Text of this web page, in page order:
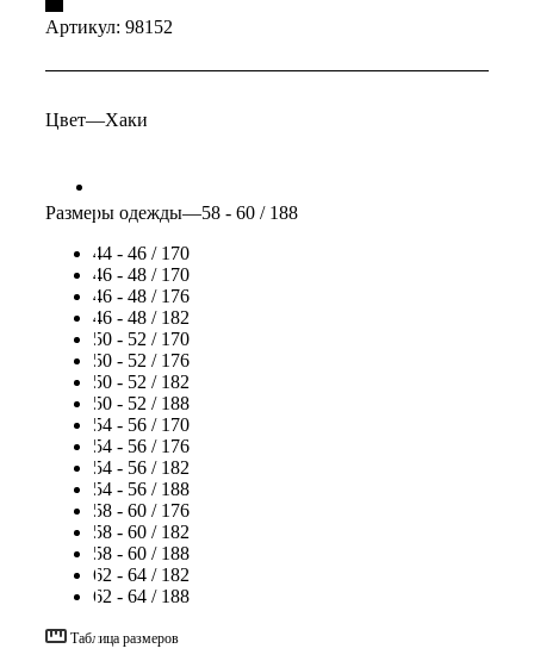
Артикул: 98152
Цвет—Хаки
Размеры одежды—58 - 60 / 188
44 - 46 / 170
46 - 48 / 170
46 - 48 / 176
46 - 48 / 182
50 - 52 / 170
50 - 52 / 176
50 - 52 / 182
50 - 52 / 188
54 - 56 / 170
54 - 56 / 176
54 - 56 / 182
54 - 56 / 188
58 - 60 / 176
58 - 60 / 182
58 - 60 / 188
62 - 64 / 182
62 - 64 / 188
Таблица размеров